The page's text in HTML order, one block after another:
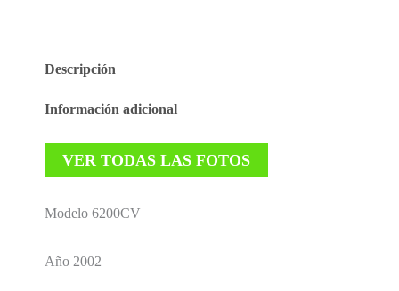
Descripción
Información adicional
VER TODAS LAS FOTOS
Modelo 6200CV
Año 2002